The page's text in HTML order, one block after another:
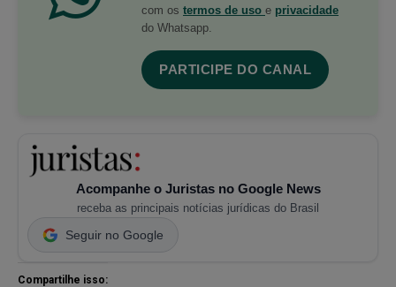
com os termos de uso e privacidade
do Whatsapp.
PARTICIPE DO CANAL
Acompanhe o Juristas no Google News
receba as principais notícias jurídicas do Brasil
Seguir no Google
Compartilhe isso: